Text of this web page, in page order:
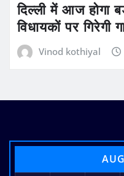
दिल्ली में आज होगा
विधायकों पर गिरेगी
Vinod kothiyal